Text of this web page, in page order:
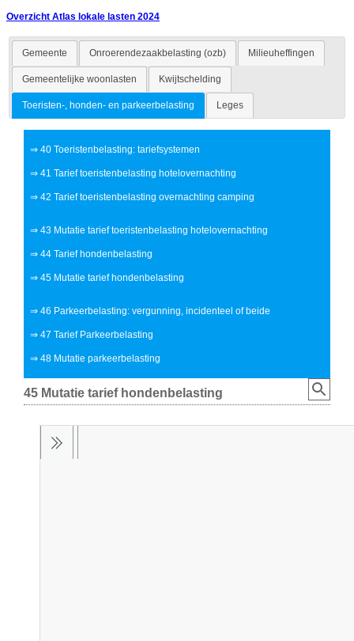
Overzicht Atlas lokale lasten 2024
Gemeente Onroerendezaakbelasting (ozb) Milieuheffingen
Gemeentelijke woonlasten Kwijtschelding
Toeristen-, honden- en parkeerbelasting Leges
⇒40 Toeristenbelasting: tariefsystemen
⇒41 Tarief toeristenbelasting hotelovernachting
⇒42 Tarief toeristenbelasting overnachting camping
⇒43 Mutatie tarief toeristenbelasting hotelovernachting
⇒44 Tarief hondenbelasting
⇒45 Mutatie tarief hondenbelasting
⇒46 Parkeerbelasting: vergunning, incidenteel of beide
⇒47 Tarief Parkeerbelasting
⇒48 Mutatie parkeerbelasting
45 Mutatie tarief hondenbelasting